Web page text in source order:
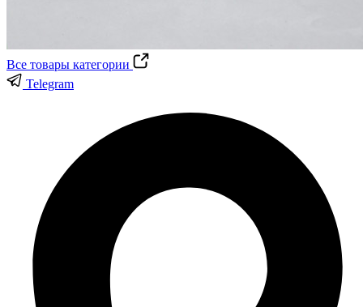
Все товары категории
Telegram